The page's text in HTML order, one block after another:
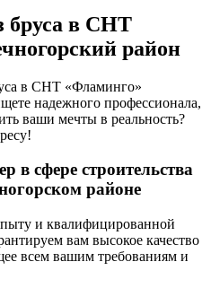
бруса в СНТ
район
в СНТ «Фламинго»
надежного профессионала,
ваши мечты в реальность?
сфере строительства
районе
и квалифицированной
вам высокое качество
всем вашим требованиям и